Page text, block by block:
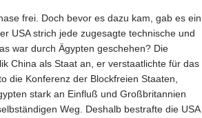
frei. Doch bevor es dazu kam, gab es ein
USA strich jede zugesagte technische und
war durch Ägypten geschehen? Die
China als Staat an, er verstaatlichte für das
die Konferenz der Blockfreien Staaten,
stark an Einfluß und Großbritannien
Weg. Deshalb bestrafte die USA